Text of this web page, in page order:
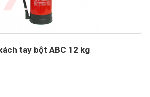
tay bột ABC 12 kg